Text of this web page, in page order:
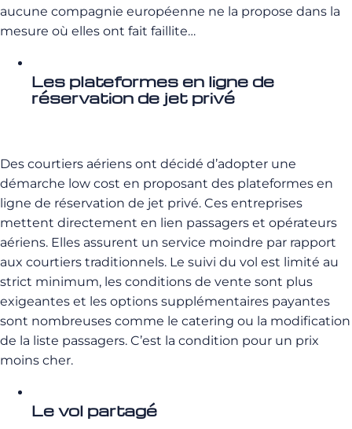
aucune compagnie européenne ne la propose dans la
mesure où elles ont fait faillite…
Les plateformes en ligne de
réservation de jet privé
Des courtiers aériens ont décidé d’adopter une
démarche low cost en proposant des plateformes en
ligne de réservation de jet privé. Ces entreprises
mettent directement en lien passagers et opérateurs
aériens. Elles assurent un service moindre par rapport
aux courtiers traditionnels. Le suivi du vol est limité au
strict minimum, les conditions de vente sont plus
exigeantes et les options supplémentaires payantes
sont nombreuses comme le catering ou la modification
de la liste passagers. C’est la condition pour un prix
moins cher.
Le vol partagé